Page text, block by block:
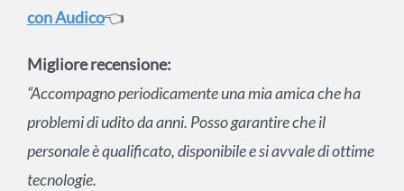
con Audico👈
Migliore recensione:
“Accompagno periodicamente una mia amica che ha
problemi di udito da anni. Posso garantire che il
personale è qualificato, disponibile e si avvale di ottime
tecnologie.